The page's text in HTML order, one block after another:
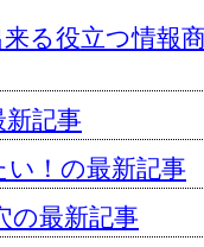
る役立つ情報
記事
！の最新記事
の最新記事